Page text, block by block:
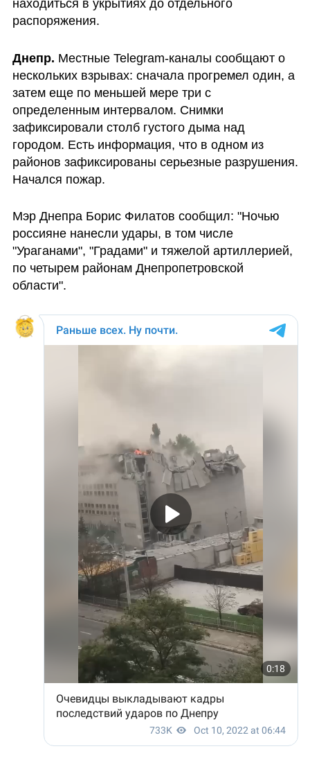
находиться в укрытиях до отдельного
распоряжения.
Днепр. Местные Telegram-каналы сообщают о
нескольких взрывах: сначала прогремел один, а
затем еще по меньшей мере три с
определенным интервалом. Снимки
зафиксировали столб густого дыма над
городом. Есть информация, что в одном из
районов зафиксированы серьезные разрушения.
Начался пожар.
Мэр Днепра Борис Филатов сообщил: "Ночью
россияне нанесли удары, в том числе
"Ураганами", "Градами" и тяжелой артиллерией,
по четырем районам Днепропетровской
области".